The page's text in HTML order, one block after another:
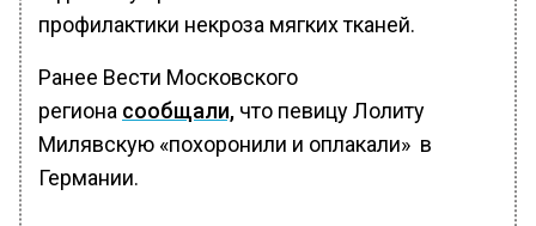
профилактики некроза мягких тканей.
Ранее Вести Московского
региона сообщали, что певицу Лолиту
Милявскую «похоронили и оплакали» в
Германии.